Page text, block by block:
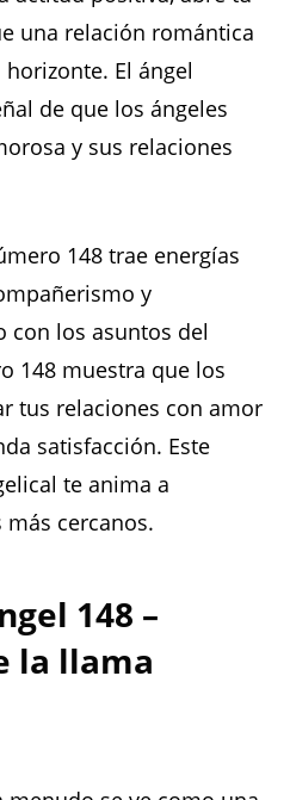
una relación romántica
El ángel
de que los ángeles
y sus relaciones
148 trae energías
y
con los asuntos del
148 muestra que los
tus relaciones con amor
satisfacción. Este
te anima a
cercanos.
148 –
la llama